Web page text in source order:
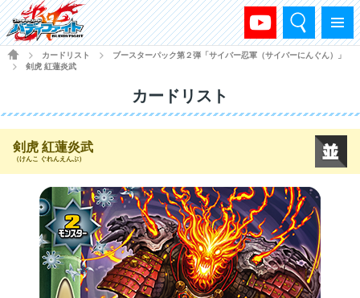
メニュー
検索
HOME
カードリスト
ブースターパック第２弾「サイバー忍軍（サイバーにんぐん）」
剣虎 紅蓮炎武
カードリスト
剣虎 紅蓮炎武
（けんこ ぐれんえんぶ）